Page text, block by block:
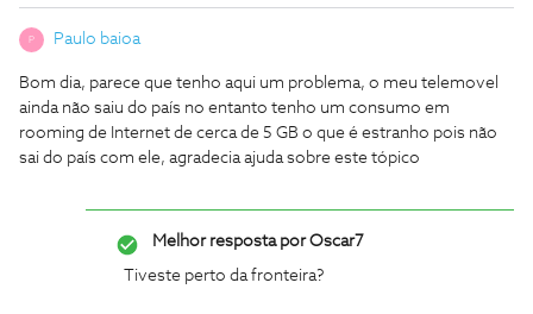
P Paulo baioa
Bom dia, parece que tenho aqui um problema, o meu telemovel
ainda não saiu do país no entanto tenho um consumo em
rooming de Internet de cerca de 5 GB o que é estranho pois não
sai do país com ele, agradecia ajuda sobre este tópico
Melhor resposta porOscar7
Tiveste perto da fronteira?